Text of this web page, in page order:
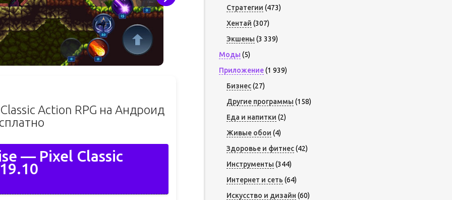
Action RPG на Андроид
— Pixel Classic
Стратегии (473)
Хентай (307)
Экшены (3 339)
Моды (5)
Приложение(1 939)
Бизнес(27)
Другие программы (158)
Еда и напитки (2)
Живые обои (4)
Здоровье и фитнес(42)
Инструменты (344)
Интернет и сеть (64)
Искусство и дизайн (60)